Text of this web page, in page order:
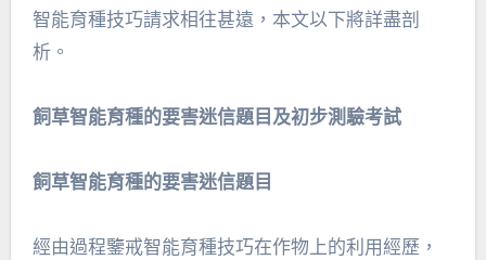
智能育種技巧請求相往甚遠，本文以下將詳盡剖
析。
飼草智能育種的要害迷信題目及初步測驗考試
飼草智能育種的要害迷信題目
經由過程鑒戒智能育種技巧在作物上的利用經歷，